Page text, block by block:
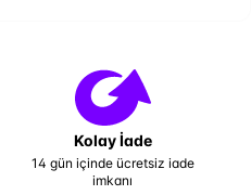
Kolay İade
14 gün içinde ücretsiz iade
imkanı